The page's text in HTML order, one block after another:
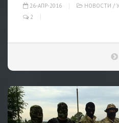
26-АПР-2016 НОВОСТИ /
2